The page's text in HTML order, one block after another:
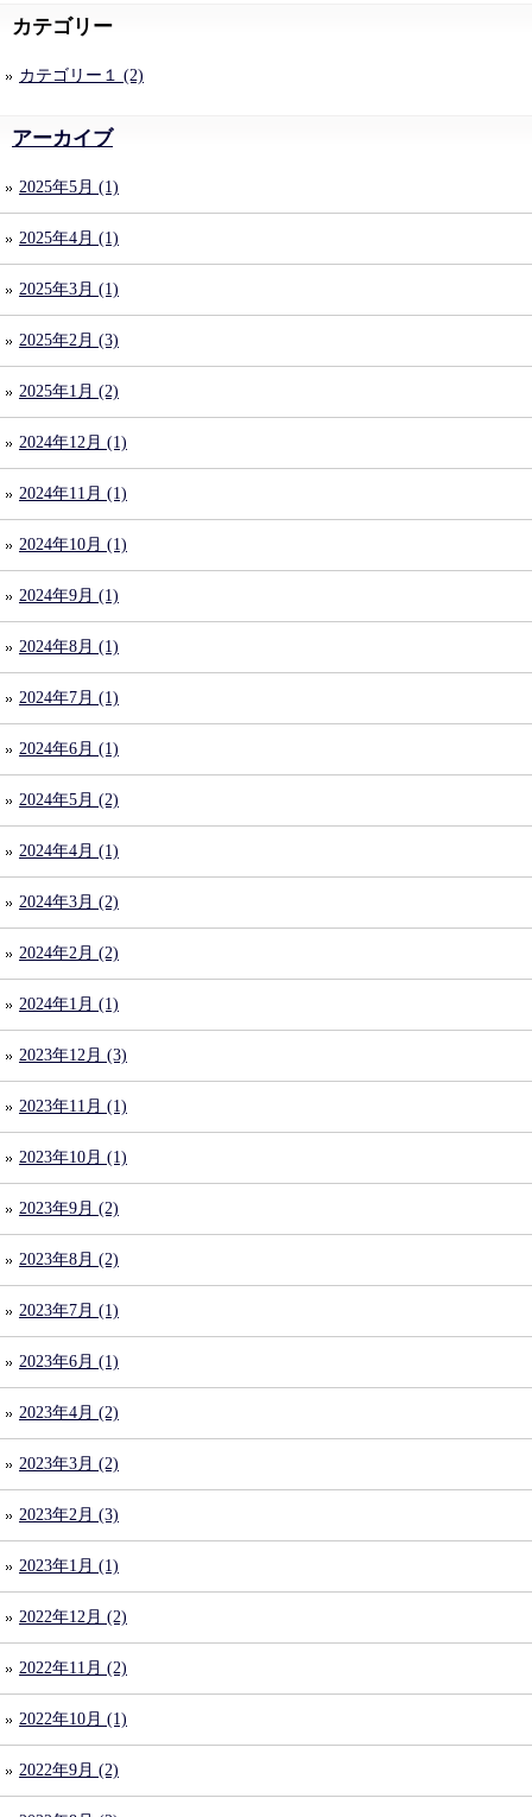
カテゴリー
カテゴリー１ (2)
アーカイブ
2025年5月 (1)
2025年4月 (1)
2025年3月 (1)
2025年2月 (3)
2025年1月 (2)
2024年12月 (1)
2024年11月 (1)
2024年10月 (1)
2024年9月 (1)
2024年8月 (1)
2024年7月 (1)
2024年6月 (1)
2024年5月 (2)
2024年4月 (1)
2024年3月 (2)
2024年2月 (2)
2024年1月 (1)
2023年12月 (3)
2023年11月 (1)
2023年10月 (1)
2023年9月 (2)
2023年8月 (2)
2023年7月 (1)
2023年6月 (1)
2023年4月 (2)
2023年3月 (2)
2023年2月 (3)
2023年1月 (1)
2022年12月 (2)
2022年11月 (2)
2022年10月 (1)
2022年9月 (2)